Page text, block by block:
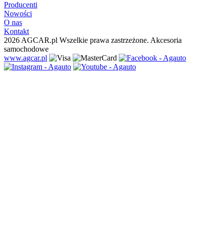
Producenti
Nowości
O nas
Kontakt
2026 AGCAR.pl Wszelkie prawa zastrzeżone. Akcesoria
samochodowe
www.agcar.pl